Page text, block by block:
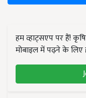
हम व्हाट्सएप पर हैं!
मोबाइल में पढ़ने के लिए